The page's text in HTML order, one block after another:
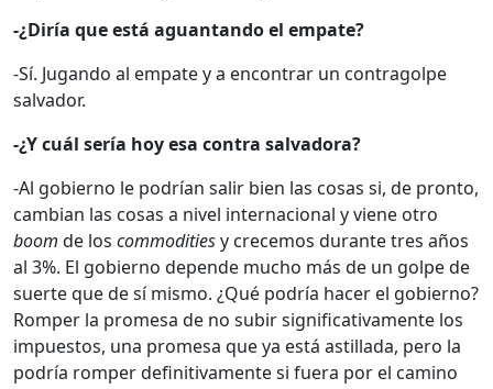
-¿Diría que está aguantando el empate?
-Sí. Jugando al empate y a encontrar un contragolpe
salvador.
-¿Y cuál sería hoy esa contra salvadora?
-Al gobierno le podrían salir bien las cosas si, de pronto,
cambian las cosas a nivel internacional y viene otro
boom de los commoditiesy crecemos durante tres años
al 3%. El gobierno depende mucho más de un golpe de
suerte que de sí mismo. ¿Qué podría hacer el gobierno?
Romper la promesa de no subir significativamente los
impuestos, una promesa que ya está astillada, pero la
podría romper definitivamente si fuera por el camino